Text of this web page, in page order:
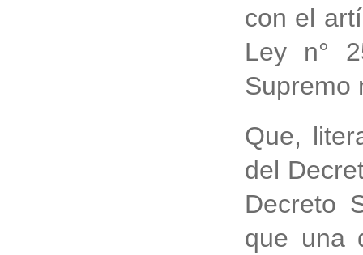
con el
Ley n°
Supremo
Que,
del
Decreto
que una